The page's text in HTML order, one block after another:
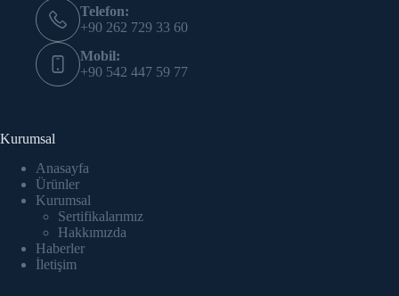
Telefon:
+90 262 729 33 60
Mobil:
+90 542 447 59 77
Kurumsal
Anasayfa
Ürünler
Kurumsal
Sertifikalarımız
Hakkımızda
Haberler
İletişim